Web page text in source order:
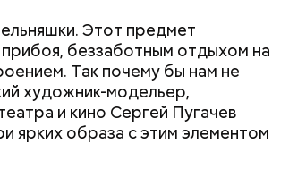
Этот предмет
беззаботным отдыхом на
Так почему бы нам не
художник-модельер,
и кино Сергей Пугачев
ярких образа с этим элементом
спас от смерти трех
градоначальником.
Вода за 10 тысяч: поможет ли
японский напиток сбросить
лишний вес